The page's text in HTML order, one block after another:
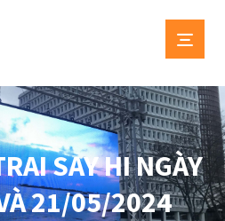
SAY HI NGÀY
21/05/2024